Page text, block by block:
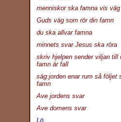
menniskor ska famna vis väg
Guds väg som rör din famn
du ska allvar famna
minnets svar Jesus ska röra
skriv hjelpen sender viljan
famn är fall
säg:jorden enar rum så
famn
Ave jordens svar
Ave domens svar
Lö.